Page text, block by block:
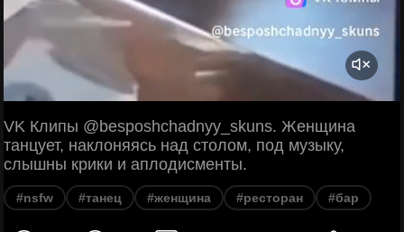
VK Клипы @besposhchadnyy_skuns. Женщина
танцует, наклоняясь над столом, под музыку,
слышны крики и аплодисменты.
#nsfw #танец #женщина #ресторан #бар